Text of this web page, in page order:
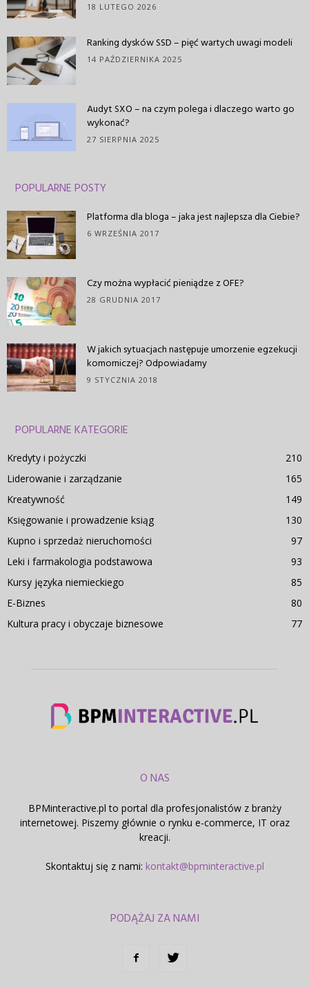
18 LUTEGO 2026
Ranking dysków SSD – pięć wartych uwagi modeli
14 PAŹDZIERNIKA 2025
Audyt SXO – na czym polega i dlaczego warto go
wykonać?
27 SIERPNIA 2025
POPULARNE POSTY
Platforma dla bloga – jaka jest najlepsza dla Ciebie?
6 WRZEŚNIA 2017
Czy można wypłacić pieniądze z OFE?
28 GRUDNIA 2017
W jakich sytuacjach następuje umorzenie egzekucji
komorniczej? Odpowiadamy
9 STYCZNIA 2018
POPULARNE KATEGORIE
Kredyty i pożyczki
210
Liderowanie i zarządzanie
165
Kreatywność
149
Księgowanie i prowadzenie ksiąg
130
Kupno i sprzedaż nieruchomości
97
Leki i farmakologia podstawowa
93
Kursy języka niemieckiego
85
E-Biznes
80
Kultura pracy i obyczaje biznesowe
77
O NAS
BPMinteractive.pl to portal dla profesjonalistów z branży
internetowej. Piszemy głównie o rynku e-commerce, IT oraz
kreacji.
Skontaktuj się z nami: kontakt@bpminteractive.pl
PODĄŻAJ ZA NAMI